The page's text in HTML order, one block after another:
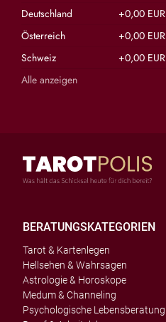
Deutschland
+0,00 EUR
Österreich
+0,00 EUR
Schweiz
+0,00 EUR
Alle anzeigen
BERATUNGSKATEGORIEN
Tarot & Kartenlegen
Hellsehen & Wahrsagen
Astrologie & Horoskope
Medum & Channeling
Psychologische Lebensberatung